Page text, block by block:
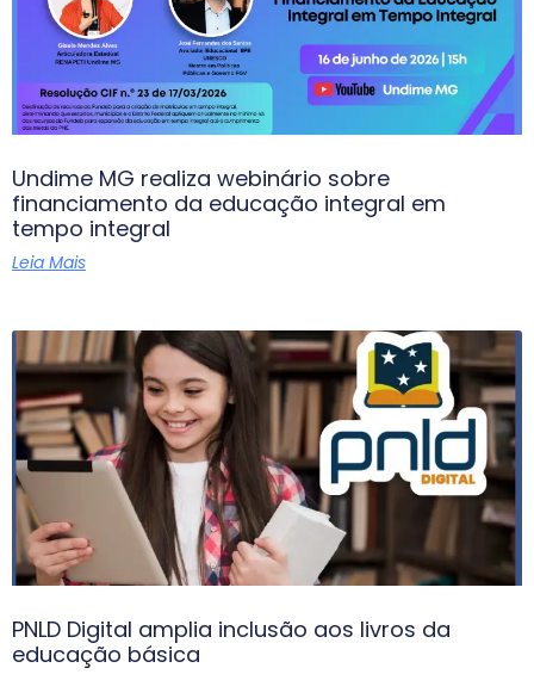
Undime MG realiza webinário sobre
financiamento da educação integral em
tempo integral
Leia Mais
PNLD Digital amplia inclusão aos livros da
educação básica